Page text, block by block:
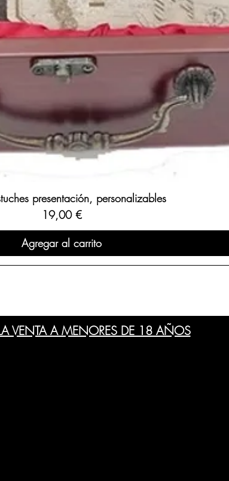
presentación, personalizables
Precio
19,00 €
Agregar al carrito
VENTA A MENORES DE 18 AÑOS